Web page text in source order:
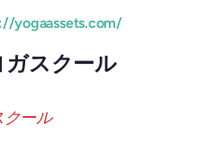
yogaassets.com/
スクール